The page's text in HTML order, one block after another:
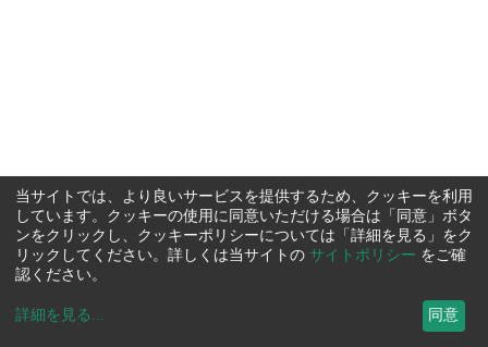
当サイトでは、より良いサービスを提供するため、クッキーを利用
しています。クッキーの使用に同意いただける場合は「同意」ボタ
ンをクリックし、クッキーポリシーについては「詳細を見る」をク
リックしてください。詳しくは当サイトの サイトポリシー をご確
認ください。
詳細を見る ... 同意